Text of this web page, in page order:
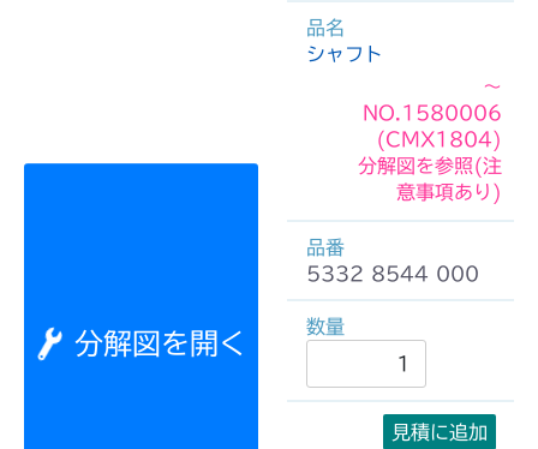
分解図を開く
シャフト
～
NO.1580006
(CMX1804)
分解図を参照(注
意事項あり)
5332 8544 000
見積に追加